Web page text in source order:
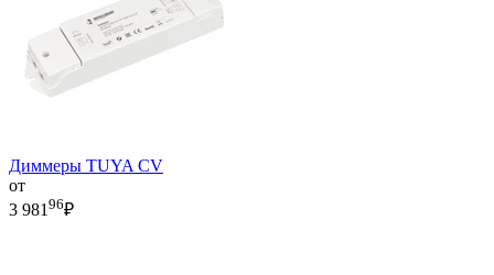
Диммеры TUYA CV
от
3 98196₽